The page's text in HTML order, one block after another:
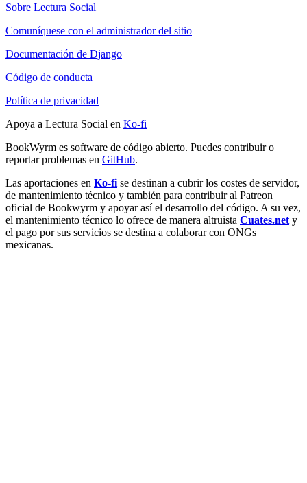
Sobre Lectura Social
Comuníquese con el administrador del sitio
Documentación de Django
Código de conducta
Política de privacidad
Apoya a Lectura Social en Ko-fi
BookWyrm es software de código abierto. Puedes contribuir o
reportar problemas en GitHub.
Las aportaciones en Ko-fi se destinan a cubrir los costes de servidor,
de mantenimiento técnico y también para contribuir al Patreon
oficial de Bookwyrm y apoyar así el desarrollo del código. A su vez,
el mantenimiento técnico lo ofrece de manera altruista Cuates.net y
el pago por sus servicios se destina a colaborar con ONGs
mexicanas.